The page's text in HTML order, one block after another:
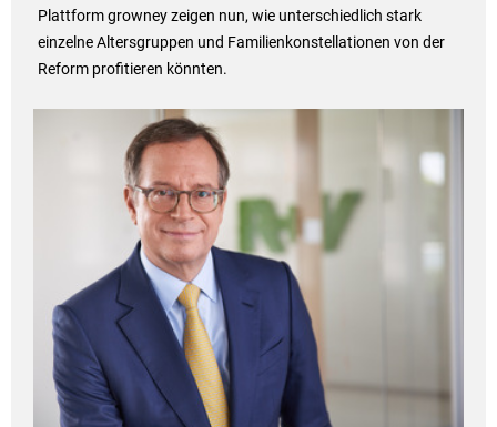
Plattform growney zeigen nun, wie unterschiedlich stark
einzelne Altersgruppen und Familienkonstellationen von der
Reform profitieren könnten.